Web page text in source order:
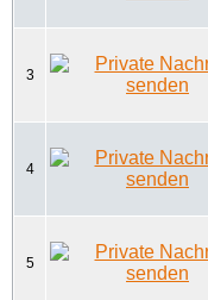
3
4
5